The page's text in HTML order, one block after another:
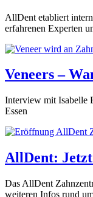
AllDent etabliert
erfahrenen Experten
Veneers –
Interview mit Isabelle
Essen
AllDent: Jetzt
Das AllDent
weiteren Infos rund